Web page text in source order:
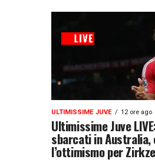
ULTIMISSIME JUVE 12 ore ago
Ultimissime Juve
sbarcati in Australia,
l’ottimismo per